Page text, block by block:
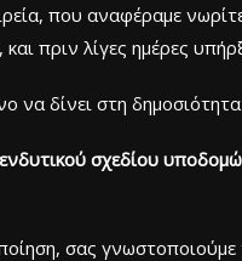
που αναφέραμε
πριν λίγες ημέρες
να δίνει στη
σχεδίου
σας